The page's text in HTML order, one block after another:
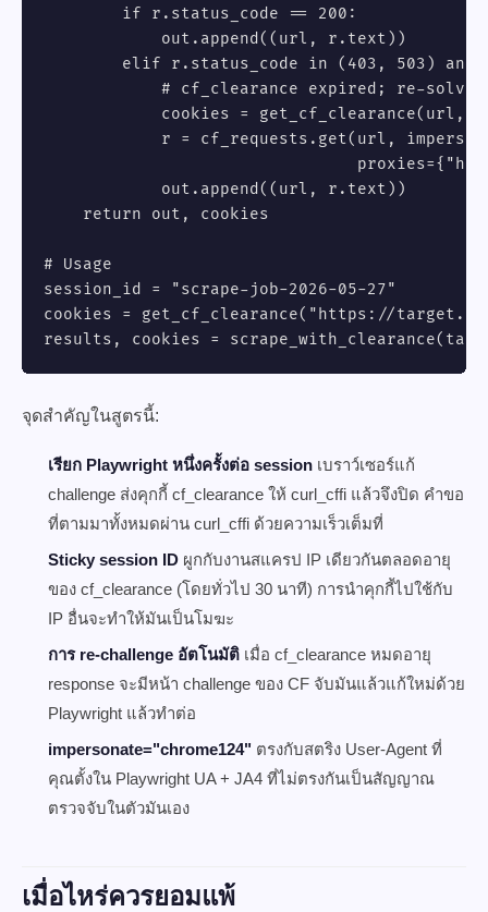
        if r.status_code == 200:
            out.append((url, r.text))
elif r.status_code in (403, 503) and
            # cf_clearance expired; re-solve
cookies = get_cf_clearance(url,
r = cf_requests.get(url,
            out.append((url, r.text))
    return out, cookies
# Usage
session_id = "scrape-job-2026-05-27"
cookies = get_cf_clearance("https://
results, cookies =
จุดสำคัญในสูตรนี้:
เรียก Playwright หนึ่งครั้งต่อ session เบราว์เซอร์แก้
challenge ส่งคุกกี้ cf_clearance ให้ curl_cffi แล้วจึงปิด คำขอ
ที่ตามมาทั้งหมดผ่าน curl_cffi ด้วยความเร็วเต็มที่
Sticky session ID ผูกกับงานสแครป IP เดียวกันตลอดอายุ
ของ cf_clearance (โดยทั่วไป 30 นาที) การนำคุกกี้ไปใช้กับ
IP อื่นจะทำให้มันเป็นโมฆะ
การ re-challenge อัตโนมัติ เมื่อ cf_clearance หมดอายุ
response จะมีหน้า challenge ของ CF จับมันแล้วแก้ใหม่ด้วย
Playwright แล้วทำต่อ
impersonate="chrome124" ตรงกับสตริง User-Agent ที่
คุณตั้งใน Playwright UA + JA4 ที่ไม่ตรงกันเป็นสัญญาณ
ตรวจจับในตัวมันเอง
เมื่อไหร่ควรยอมแพ้